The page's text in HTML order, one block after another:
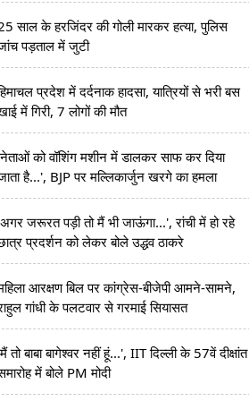
साल के हरजिंदर की गोली मारकर हत्या, पुलिस
पड़ताल में जुटी
प्रदेश में दर्दनाक हादसा, यात्रियों से भरी बस
में गिरी, 7 लोगों की मौत
को वॉशिंग मशीन में डालकर साफ कर दिया
है...', BJP पर मल्लिकार्जुन खरगे का हमला
जरूरत पड़ी तो मैं भी जाऊंगा...', रांची में हो रहे
प्रदर्शन को लेकर बोले उद्धव ठाकरे
आरक्षण बिल पर कांग्रेस-बीजेपी आमने-सामने,
गांधी के पलटवार से गरमाई सियासत
तो बाबा बागेश्वर नहीं हूं...', IIT दिल्ली के 57वें दीक्षांत
में बोले PM मोदी